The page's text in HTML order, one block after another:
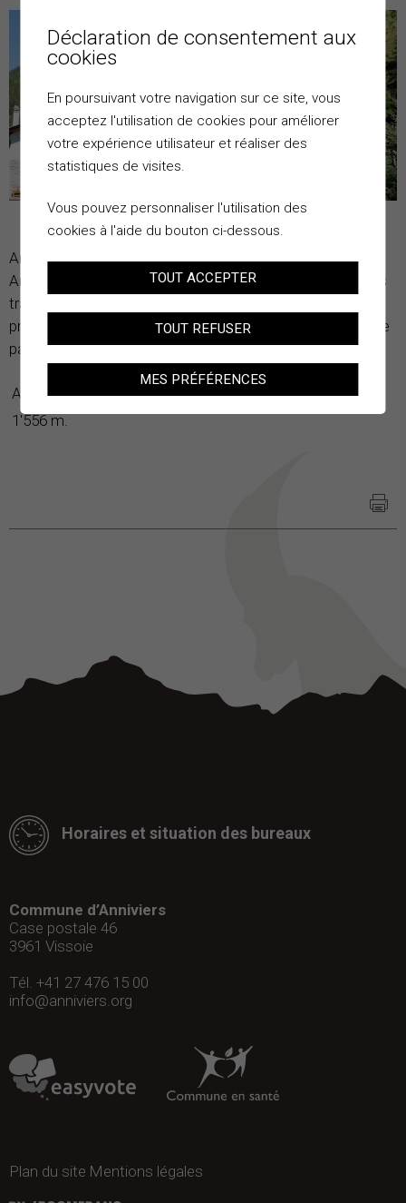
Ancien mayen, halte naturelle d’autrefois pour les
Anniviards se rendant à Zinal, ce petit hameau a gardé les
traces des différentes étapes de son évolution. Se
promener à Mottec permet de découvrir son atmosphère
paisible.
Altitude
1'556 m.
Horaires et situation des bureaux
Commune d’Anniviers
Case postale 46
3961 Vissoie
Tél. +41 27 476 15 00
info@anniviers.org
Plan du site Mentions légales
Déclaration de consentement aux
cookies
En poursuivant votre navigation sur ce site, vous
acceptez l'utilisation de cookies pour améliorer
votre expérience utilisateur et réaliser des
statistiques de visites.
Vous pouvez personnaliser l'utilisation des
cookies à l'aide du bouton ci-dessous.
TOUT ACCEPTER
TOUT REFUSER
MES PRÉFÉRENCES